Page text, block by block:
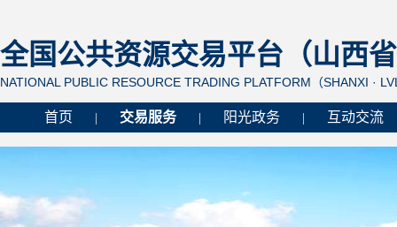
全国公共资源交易平台（山西
NATIONAL PUBLIC RESOURCE TRADING PLATFORM（SHANXI ·
首页 交易服务 阳光政务 互动交流